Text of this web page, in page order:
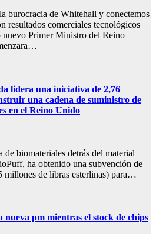
burocracia de Whitehall y conectemos
resultados comerciales tecnológicos
nuevo Primer Ministro del Reino
lidera una iniciativa de 2,76
una cadena de suministro de
en el Reino Unido
de biomateriales detrás del material
ha obtenido una subvención de
millones de libras esterlinas) para…
pm mientras el stock de chips